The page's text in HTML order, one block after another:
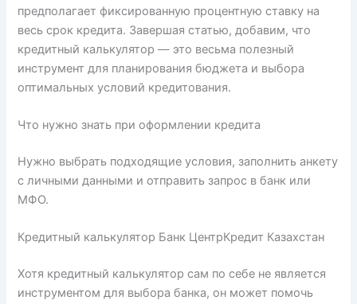
предполагает фиксированную процентную ставку на
весь срок кредита. Завершая статью, добавим, что
кредитный калькулятор — это весьма полезный
инструмент для планирования бюджета и выбора
оптимальных условий кредитования.
Что нужно знать при оформлении кредита
Нужно выбрать подходящие условия, заполнить анкету
с личными данными и отправить запрос в банк или
МФО.
Кредитный калькулятор Банк ЦентрКредит Казахстан
Хотя кредитный калькулятор сам по себе не является
инструментом для выбора банка, он может помочь